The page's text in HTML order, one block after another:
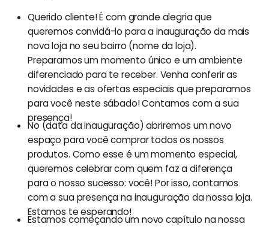
Querido cliente! É com grande alegria que
queremos convidá-lo para a inauguração da mais
nova loja no seu bairro (nome da loja).
Preparamos um momento único e um ambiente
diferenciado para te receber. Venha conferir as
novidades e as ofertas especiais que preparamos
para você neste sábado! Contamos com a sua
presença!
No (data da inauguração) abriremos um novo
espaço para você comprar todos os nossos
produtos. Como esse é um momento especial,
queremos celebrar com quem faz a diferença
para o nosso sucesso: você! Por isso, contamos
com a sua presença na inauguração da nossa loja.
Estamos te esperando!
Estamos começando um novo capítulo na nossa